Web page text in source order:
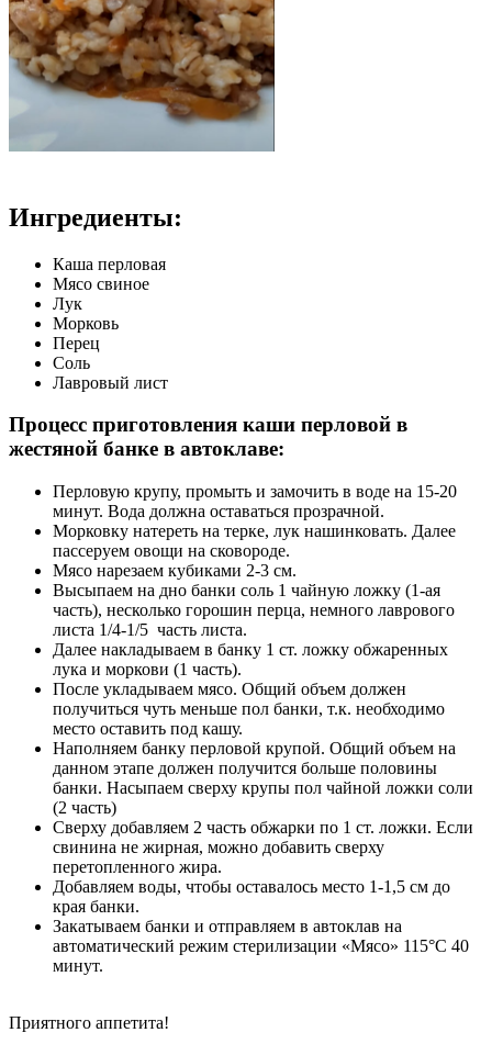
Ингредиенты:
Каша перловая
Мясо свиное
Лук
Морковь
Перец
Соль
Лавровый лист
Процесс приготовления каши перловой в
жестяной банке в автоклаве:
Перловую крупу, промыть и замочить в воде на 15-20
минут. Вода должна оставаться прозрачной.
Морковку натереть на терке, лук нашинковать. Далее
пассеруем овощи на сковороде.
Мясо нарезаем кубиками 2-3 см.
Высыпаем на дно банки соль 1 чайную ложку (1-ая
часть), несколько горошин перца, немного лаврового
листа 1/4-1/5 часть листа.
Далее накладываем в банку 1 ст. ложку обжаренных
лука и моркови (1 часть).
После укладываем мясо. Общий объем должен
получиться чуть меньше пол банки, т.к. необходимо
место оставить под кашу.
Наполняем банку перловой крупой. Общий объем на
данном этапе должен получится больше половины
банки. Насыпаем сверху крупы пол чайной ложки соли
(2 часть)
Сверху добавляем 2 часть обжарки по 1 ст. ложки. Если
свинина не жирная, можно добавить сверху
перетопленного жира.
Добавляем воды, чтобы оставалось место 1-1,5 см до
края банки.
Закатываем банки и отправляем в автоклав на
автоматический режим стерилизации «Мясо» 115°С 40
минут.
Приятного аппетита!